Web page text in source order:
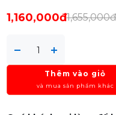
1,160,000đ1,655,000đ
Thêm vào giỏ
và mua sản phẩm khác